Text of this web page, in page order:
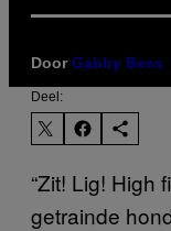
DoorGabby Bess
Deel:
“Zit! Lig! High
getrainde